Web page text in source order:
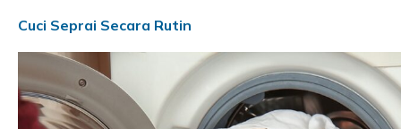
Cuci Seprai Secara Rutin